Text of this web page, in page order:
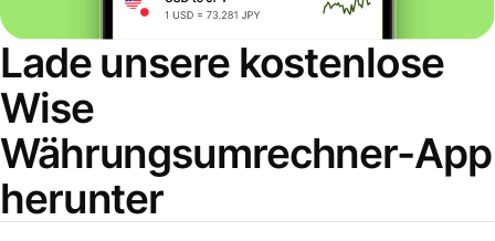
Lade unsere kostenlose
Wise
Währungsumrechner-App
herunter